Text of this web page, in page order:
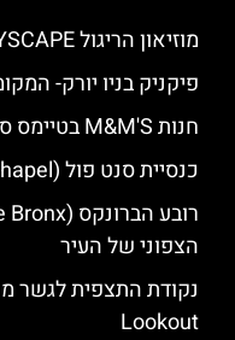
מוזיאון הריגול SPYSCAPE בניו יורק
פיקניק בניו יורק-
חנות M&M'S בטיימס סקוור בניו יורק
כנסיית סנט פול (St. Paul's Chapel) בניו יורק
הצפוני של העיר
Lookout